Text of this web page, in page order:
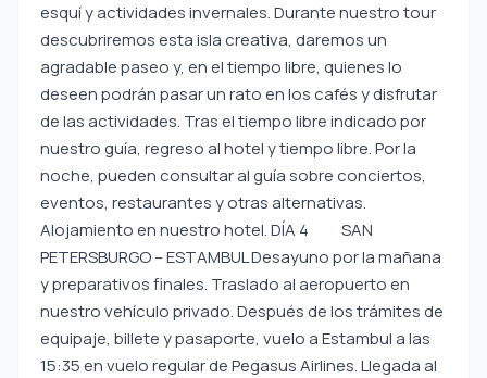
esquí y actividades invernales. Durante nuestro tour
descubriremos esta isla creativa, daremos un
agradable paseo y, en el tiempo libre, quienes lo
deseen podrán pasar un rato en los cafés y disfrutar
de las actividades. Tras el tiempo libre indicado por
nuestro guía, regreso al hotel y tiempo libre. Por la
noche, pueden consultar al guía sobre conciertos,
eventos, restaurantes y otras alternativas.
Alojamiento en nuestro hotel. DÍA 4 SAN
PETERSBURGO – ESTAMBUL Desayuno por la mañana
y preparativos finales. Traslado al aeropuerto en
nuestro vehículo privado. Después de los trámites de
equipaje, billete y pasaporte, vuelo a Estambul a las
15:35 en vuelo regular de Pegasus Airlines. Llegada al